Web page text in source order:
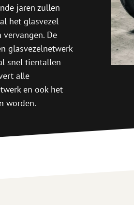
Verbruiksmaterialen
Bevestigingsmaterialen
Kabelbinders
Tape
Overige verbruiksmaterialen
jaren zullen
het glasvezel
De
glasvezelnetwerk
snel tientallen
alle
en ook het
worden.